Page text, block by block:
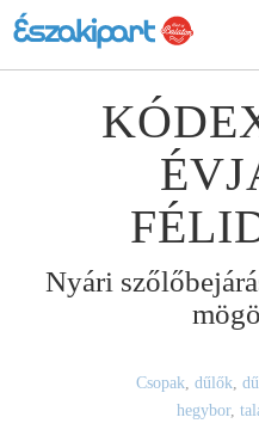
Nyári
Csopak,dűlők,
hegybor,